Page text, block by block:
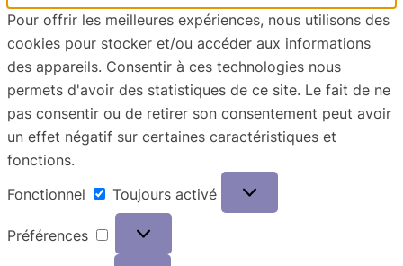
Pour offrir les meilleures expériences, nous utilisons des
cookies pour stocker et/ou accéder aux informations
des appareils. Consentir à ces technologies nous
permets d'avoir des statistiques de ce site. Le fait de ne
pas consentir ou de retirer son consentement peut avoir
un effet négatif sur certaines caractéristiques et
fonctions.
Fonctionnel
Toujours activé
Préférences